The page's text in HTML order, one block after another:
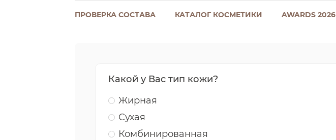
ПРОВЕРКА СОСТАВА КАТАЛОГ КОСМЕТИКИ AWARDS 2026
Какой у Вас тип кожи?
Жирная
Сухая
Комбинированная